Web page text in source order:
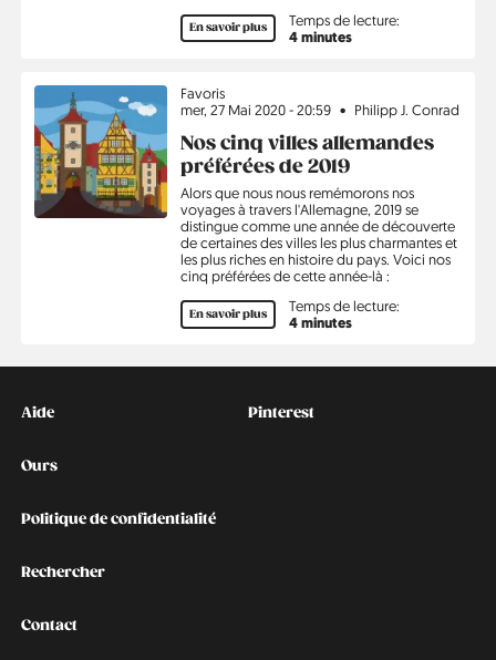
En savoir plus Temps de lecture:
4 minutes
Sujet
Favoris
mer, 27 Mai 2020 - 20:59
Philipp J. Conrad
Nos cinq villes allemandes
préférées de 2019
Alors que nous nous remémorons nos
voyages à travers l'Allemagne, 2019 se
distingue comme une année de découverte
de certaines des villes les plus charmantes et
les plus riches en histoire du pays. Voici nos
cinq préférées de cette année-là :
En savoir plus Temps de lecture:
4 minutes
Kontakt
Aide
Ours
Politique de confidentialité
Rechercher
Contact
Social
Pinterest